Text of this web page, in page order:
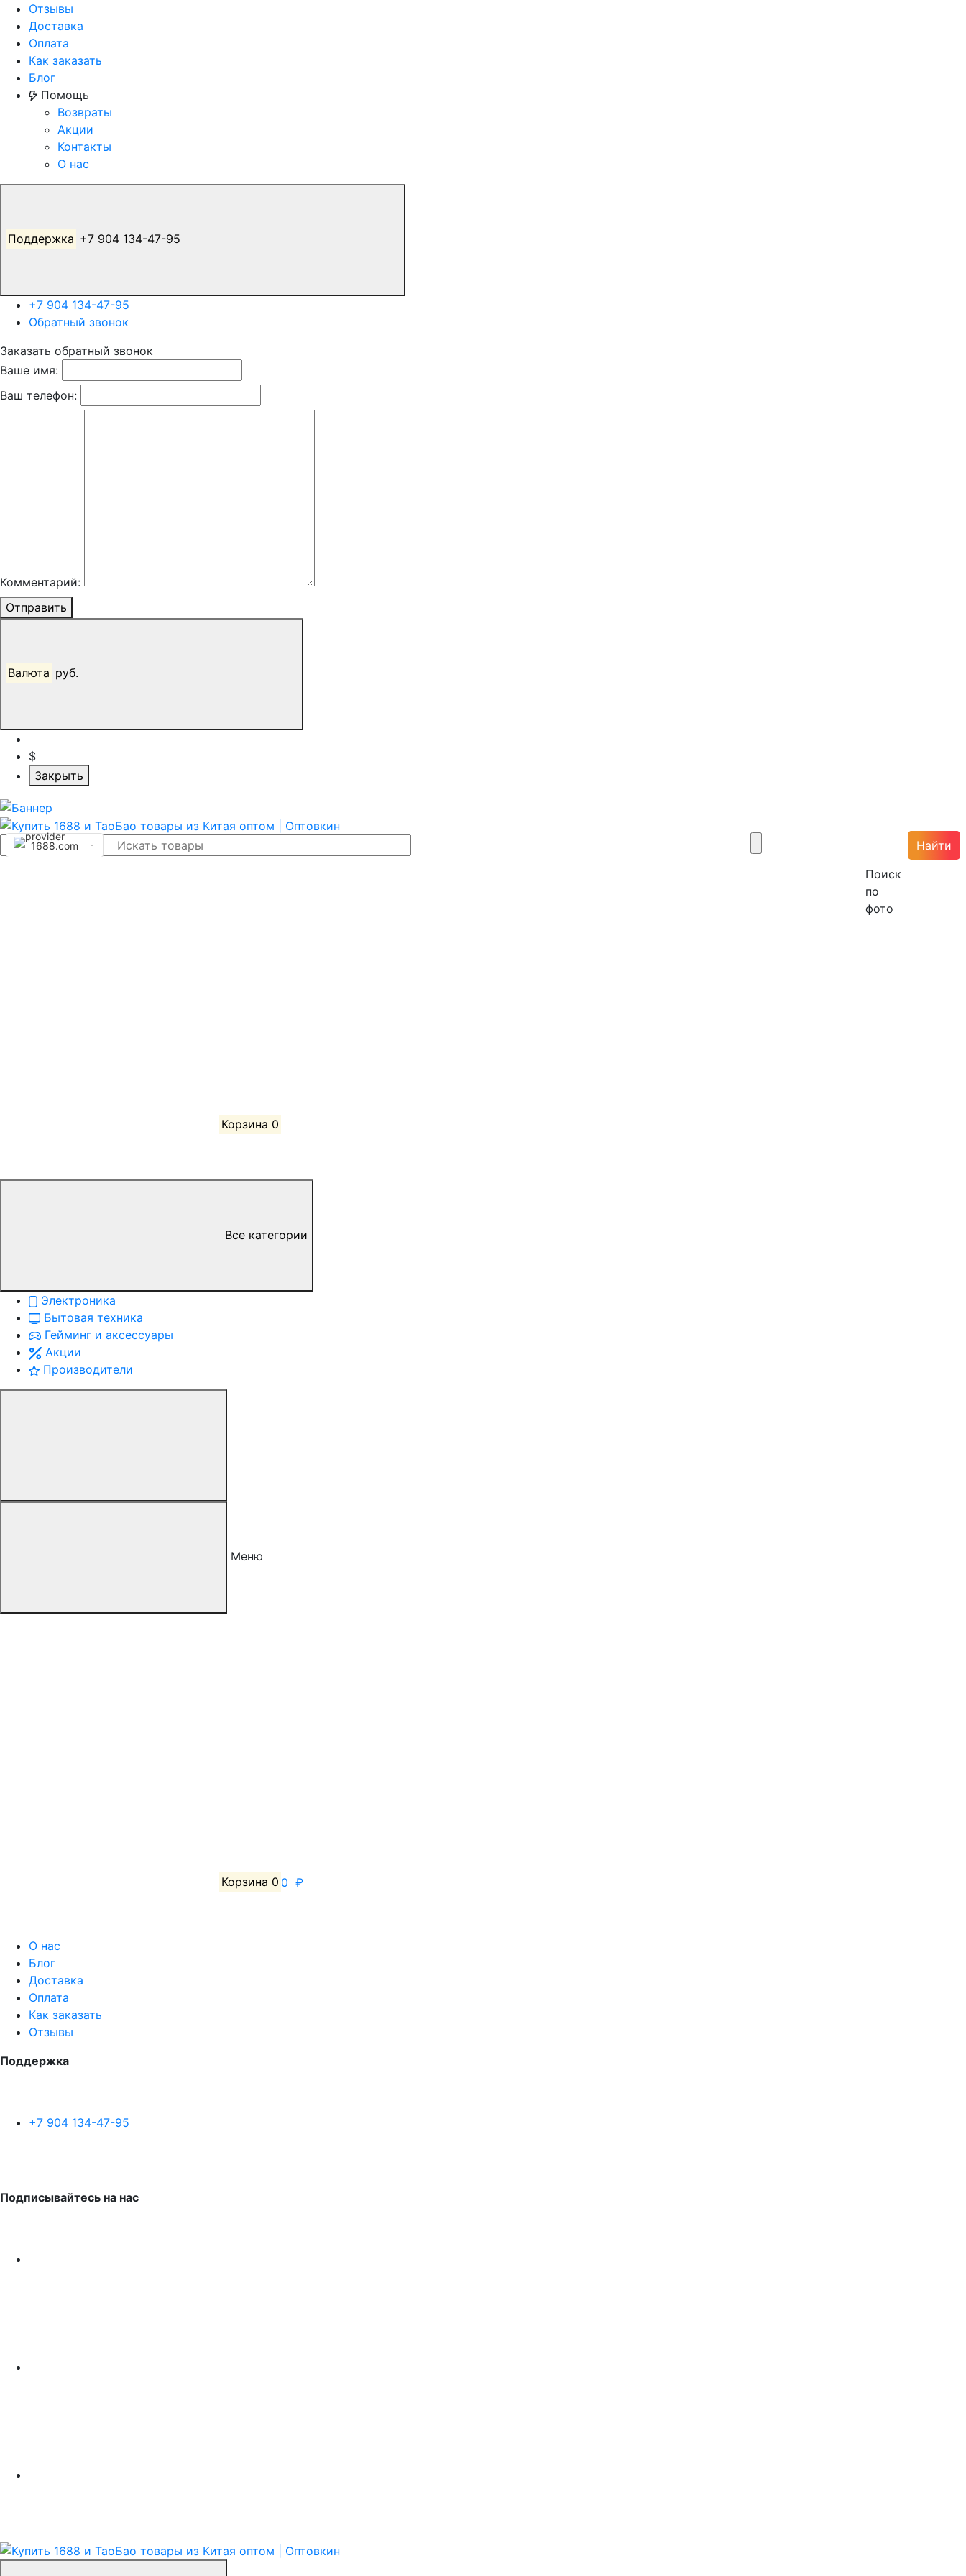
Отзывы
Доставка
Оплата
Как заказать
Блог
Помощь
Возвраты
Акции
Контакты
О нас
Поддержка +7 904 134-47-95
+7 904 134-47-95
Обратный звонок
Заказать обратный звонок
Ваше имя:
Ваш телефон:
Комментарий:
Отправить
Валюта руб.
$
Закрыть
1688.com
Поиск
по
фото
Найти
Корзина 0
Все категории
Электроника
Бытовая техника
Гейминг и аксессуары
Акции
Производители
Меню
Корзина 0 0 ₽
О нас
Блог
Доставка
Оплата
Как заказать
Отзывы
Поддержка
+7 904 134-47-95
Подписывайтесь на нас